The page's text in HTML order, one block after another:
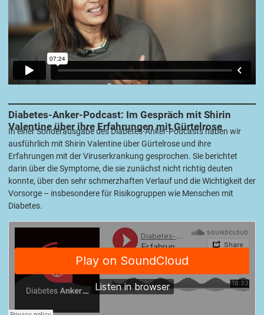
Diabetes-Anker-Podcast: Im Gespräch mit Shirin
Valentine über ihre Erfahrungen mitGürtelrose
In einer Sonderausgabe des Diabetes-Anker-Podcasts haben wir
ausführlich mit Shirin Valentine über Gürtelrose und ihre
Erfahrungen mit der Viruserkrankung gesprochen. Sie berichtet
darin über die Symp­tome, die sie zunächst nicht richtig deuten
konnte, über den sehr schmerzhaften Verlauf und die Wichtigkeit der
Vorsorge – insbesondere für Risikogruppen wie Menschen mit
Diabetes.